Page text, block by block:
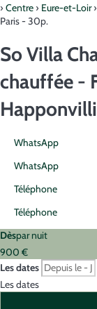
› Centre › Eure-et-Loir
Paris - 30p.
So Villa
chauffée -
WhatsApp
WhatsApp
Téléphone
Téléphone
Dèspar nuit
900 €
Les dates
Les dates